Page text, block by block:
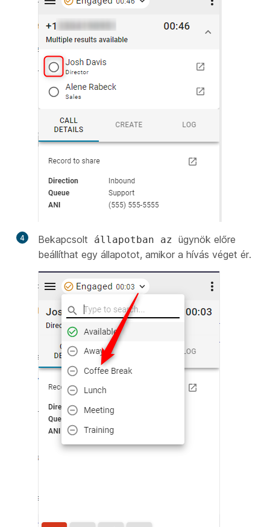
4 Bekapcsolt állapotban az ügynök előre
beállíthat egy állapotot, amikor a hívás véget ér.